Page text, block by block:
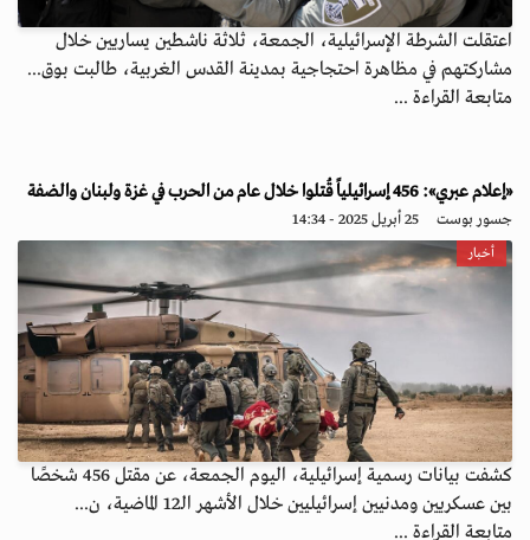
اعتقلت الشرطة الإسرائيلية، الجمعة، ثلاثة ناشطين يساريين خلال
مشاركتهم في مظاهرة احتجاجية بمدينة القدس الغربية، طالبت بوق...
متابعة القراءة ...
«إعلام عبري»: 456 إسرائيلياً قُتلوا خلال عام من الحرب في غزة ولبنان والضفة
جسور بوست 25 أبريل 2025 - 14:34
أخبار
كشفت بيانات رسمية إسرائيلية، اليوم الجمعة، عن مقتل 456 شخصًا
بين عسكريين ومدنيين إسرائيليين خلال الأشهر الـ12 الماضية، ن...
متابعة القراءة ...